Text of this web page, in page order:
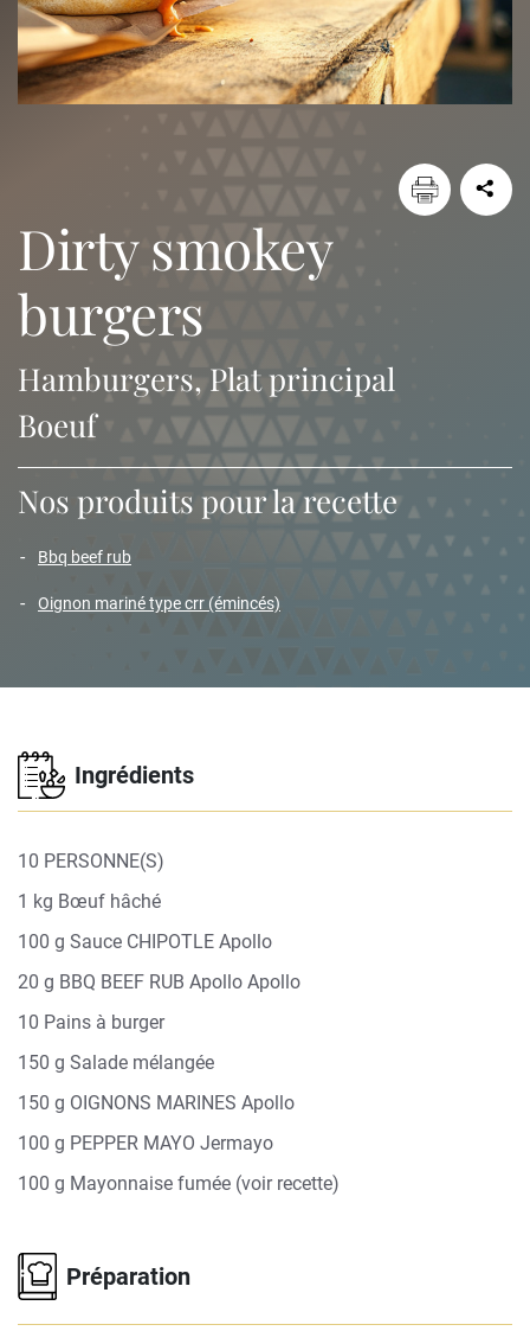
dirty smokey
burgers
Hamburgers, Plat principal
Boeuf
Nos produits pour la recette
bbq beef rub
oignon mariné type crr (émincés)
Ingrédients
10 PERSONNE(S)
1 kg Bœuf hâché
100 g Sauce CHIPOTLE Apollo
20 g BBQ BEEF RUB Apollo Apollo
10 Pains à burger
150 g Salade mélangée
150 g OIGNONS MARINES Apollo
100 g PEPPER MAYO Jermayo
100 g Mayonnaise fumée (voir recette)
Préparation